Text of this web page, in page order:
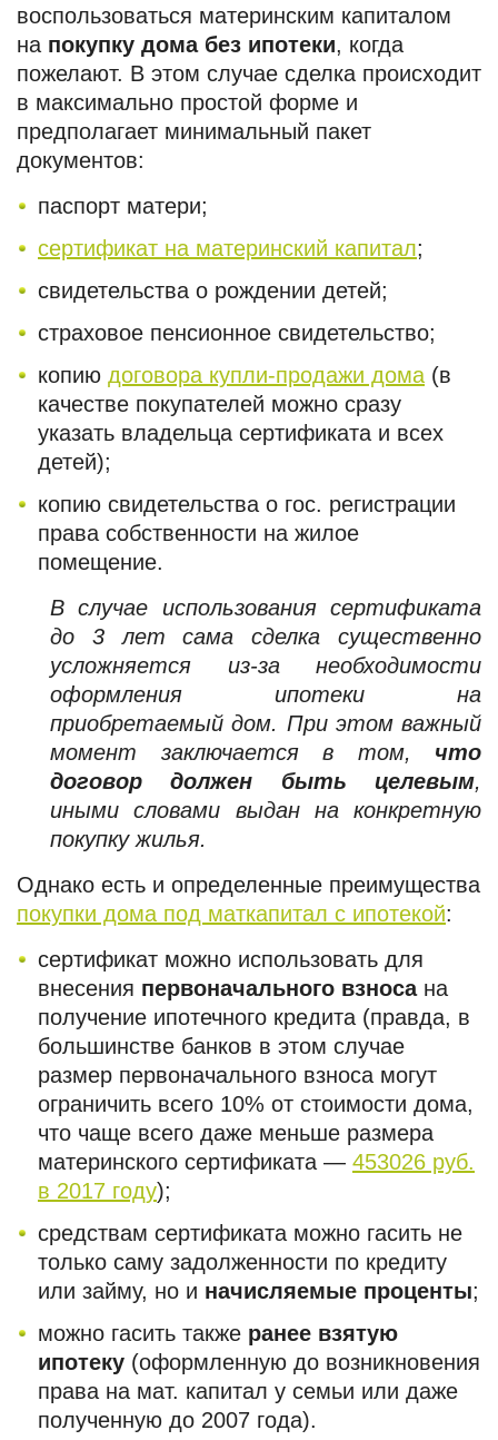
воспользоваться материнским капиталом
на покупку дома без ипотеки, когда
пожелают. В этом случае сделка происходит
в максимально простой форме и
предполагает минимальный пакет
документов:
паспорт матери;
сертификат на материнский капитал;
свидетельства о рождении детей;
страховое пенсионное свидетельство;
копию договора купли-продажи дома (в
качестве покупателей можно сразу
указать владельца сертификата и всех
детей);
копию свидетельства о гос. регистрации
права собственности на жилое
помещение.
В случае использования сертификата
до 3 лет сама сделка существенно
усложняется из-за необходимости
оформления ипотеки на
приобретаемый дом. При этом важный
момент заключается в том, что
договор должен быть целевым,
иными словами выдан на конкретную
покупку жилья.
Однако есть и определенные преимущества
покупки дома под маткапитал с ипотекой:
сертификат можно использовать для
внесения первоначального взносана
получение ипотечного кредита (правда, в
большинстве банков в этом случае
размер первоначального взноса могут
ограничить всего 10% от стоимости дома,
что чаще всего даже меньше размера
материнского сертификата — 453026 руб.
в 2017 году);
средствам сертификата можно гасить не
только саму задолженности по кредиту
или займу, но и начисляемые проценты;
можно гасить также ранее взятую
ипотеку (оформленную до возникновения
права на мат. капитал у семьи или даже
полученную до 2007 года).